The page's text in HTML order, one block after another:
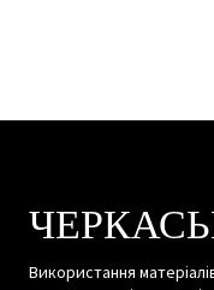
Використання